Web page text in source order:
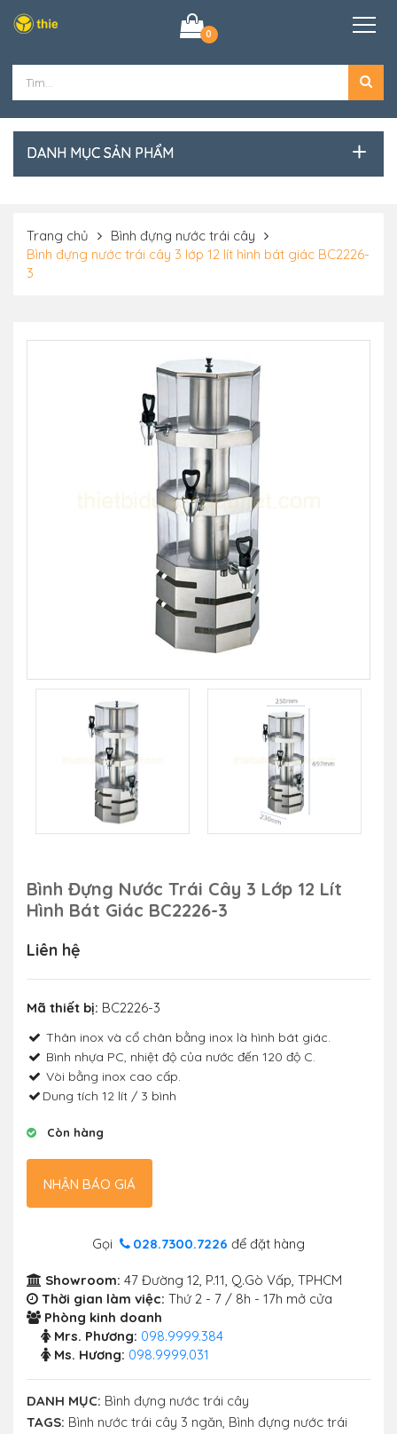
0
DANH MỤC SẢN PHẨM
Trang chủ
Bình đựng nước trái cây
Bình đựng nước trái cây 3 lớp 12 lít hình bát giác BC2226-
3
Bình Đựng Nước Trái Cây 3 Lớp 12 Lít
Hình Bát Giác BC2226-3
Liên hệ
Mã thiết bị: BC2226-3
Thân inox và cổ chân bằng inox là hình bát giác.
Bình nhựa PC, nhiệt độ của nước đến 120 độ C.
Vòi bằng inox cao cấp.
Dung tích 12 lít / 3 bình
Còn hàng
NHẬN BÁO GIÁ
Gọi 028.7300.7226 để đặt hàng
Showroom: 47 Đường 12, P.11, Q.Gò Vấp, TPHCM
Thời gian làm việc: Thứ 2 - 7 / 8h - 17h mở cửa
Phòng kinh doanh
Mrs. Phương: 098.9999.384
Ms. Hương: 098.9999.031
DANH MỤC: Bình đựng nước trái cây
TAGS: Bình nước trái cây 3 ngăn, Bình đựng nước trái